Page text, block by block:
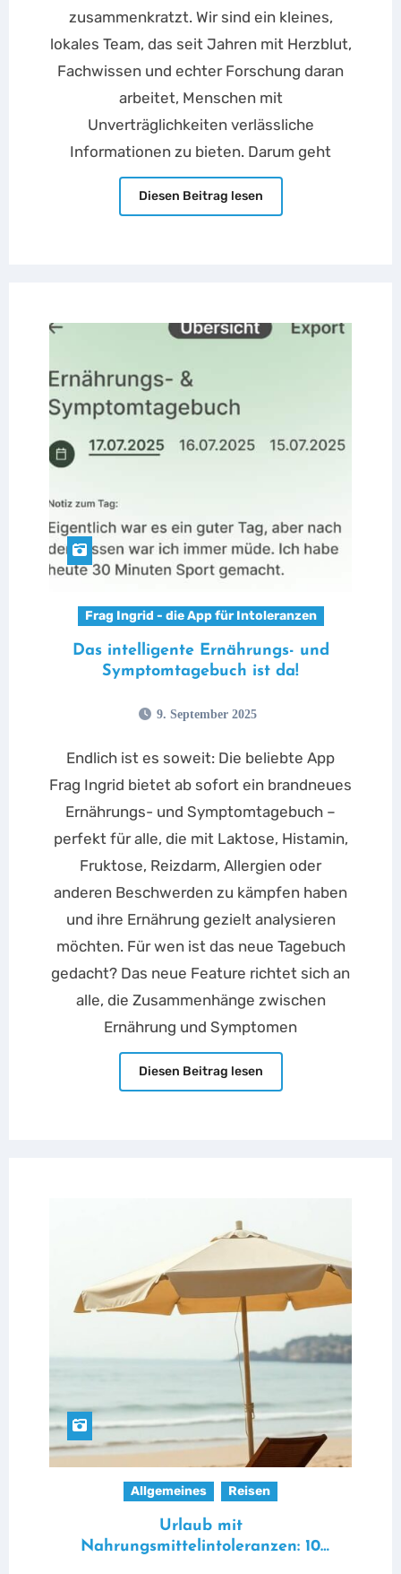
zusammenkratzt. Wir sind ein kleines,
lokales Team, das seit Jahren mit Herzblut,
Fachwissen und echter Forschung daran
arbeitet, Menschen mit
Unverträglichkeiten verlässliche
Informationen zu bieten. Darum geht
Diesen Beitrag lesen
Frag Ingrid - die App für Intoleranzen
Das intelligente Ernährungs- und
Symptomtagebuch ist da!
9. September 2025
Endlich ist es soweit: Die beliebte App
Frag Ingrid bietet ab sofort ein brandneues
Ernährungs- und Symptomtagebuch –
perfekt für alle, die mit Laktose, Histamin,
Fruktose, Reizdarm, Allergien oder
anderen Beschwerden zu kämpfen haben
und ihre Ernährung gezielt analysieren
möchten. Für wen ist das neue Tagebuch
gedacht? Das neue Feature richtet sich an
alle, die Zusammenhänge zwischen
Ernährung und Symptomen
Diesen Beitrag lesen
Allgemeines Reisen
Urlaub mit
Nahrungsmittelintoleranzen: 10